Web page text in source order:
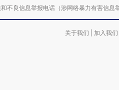
和不良信息举报电话（涉网络暴力有害信
关于我们 加入我们